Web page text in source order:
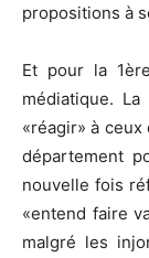
propositions à
Et pour la
médiatique.
«réagir» à
département
nouvelle fois
«entend faire
malgré les